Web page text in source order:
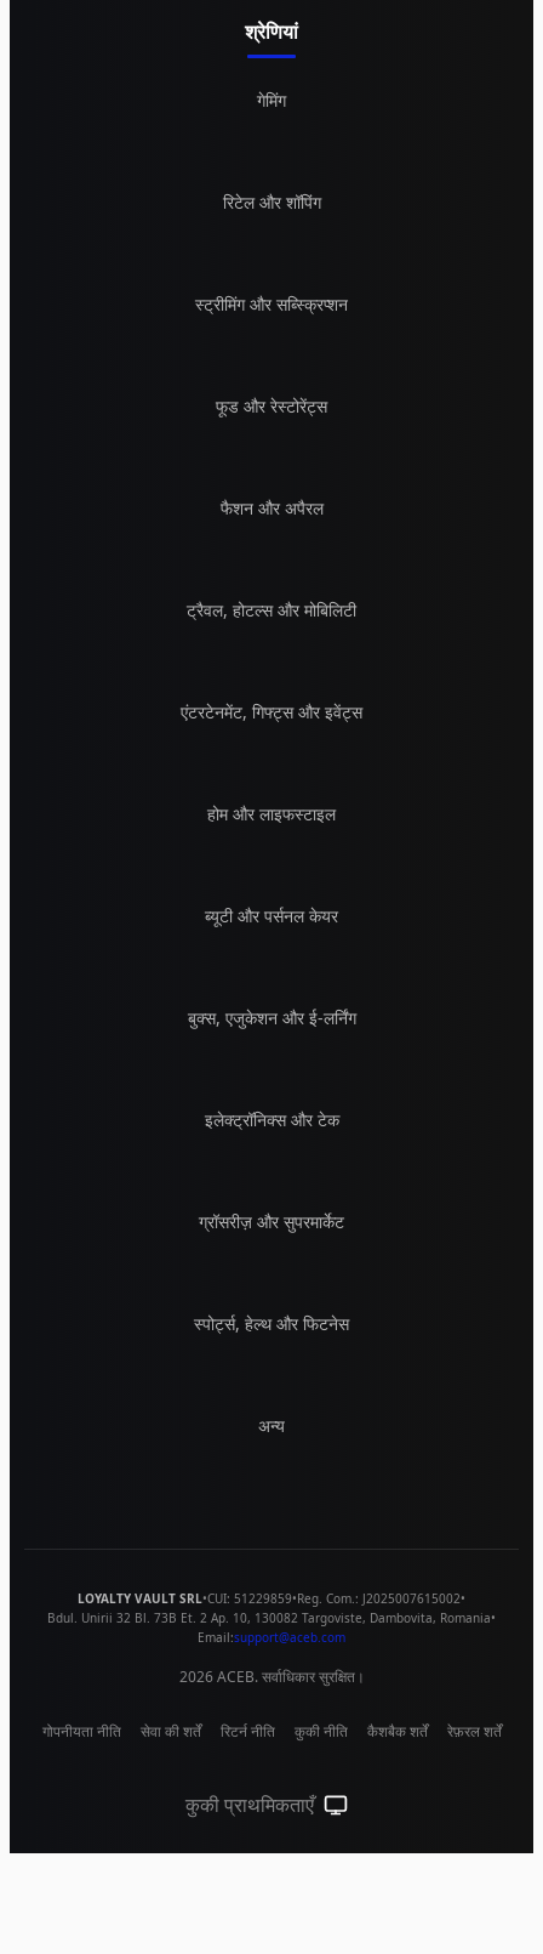
श्रेणियां
गेमिंग
रिटेल और शॉपिंग
स्ट्रीमिंग और सब्स्क्रिप्शन
फूड और रेस्टोरेंट्स
फैशन और अपैरल
ट्रैवल, होटल्स और मोबिलिटी
एंटरटेनमेंट, गिफ्ट्स और इवेंट्स
होम और लाइफस्टाइल
ब्यूटी और पर्सनल केयर
बुक्स, एजुकेशन और ई-लर्निंग
इलेक्ट्रॉनिक्स और टेक
ग्रॉसरीज़ और सुपरमार्केट
स्पोर्ट्स, हेल्थ और फिटनेस
अन्य
LOYALTY VAULT SRL•CUI: 51229859•Reg. Com.: J2025007615002•
Bdul. Unirii 32 Bl. 73B Et. 2 Ap. 10, 130082 Targoviste, Dambovita, Romania•
Email:support@aceb.com
2026 ACEB. सर्वाधिकार सुरक्षित।
गोपनीयता नीति सेवा की शर्तें रिटर्न नीति कुकी नीति कैशबैक शर्तें रेफ़रल शर्तें
कुकी प्राथमिकताएँ सिस्टम थीम (लाइट के लिए क्लिक